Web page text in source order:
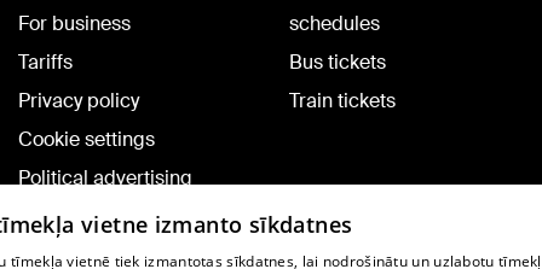
For business
Tariffs
Privacy policy
Cookie settings
Political advertising
Cookie policy
Commenting terms
schedules
Bus tickets
Train tickets
vietne izmanto sīkdatnes
tīmekļa vietnē tiek izmantotas sīkdatnes, lai nodrošinātu un uzlabotu